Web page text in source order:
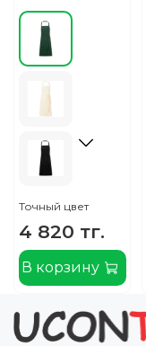
Точный цвет
4 820 тг.
В корзину